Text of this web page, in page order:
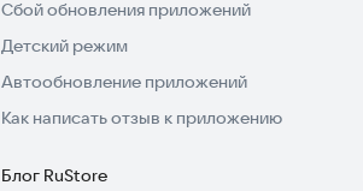
Сбой обновления приложений
Детский режим
Автообновление приложений
Как написать отзыв к приложению
Блог RuStore